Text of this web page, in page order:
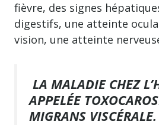
fièvre, des signes
digestifs, une atteinte
vision, une atteinte
LA MALADIE CHEZ
APPELÉE
MIGRANS VISCÉRALE.